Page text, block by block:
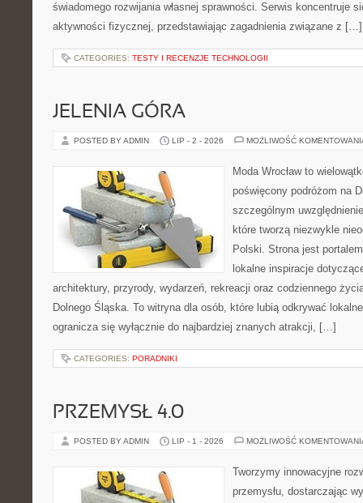
świadomego rozwijania własnej sprawności. Serwis koncentruje
aktywności fizycznej, przedstawiając zagadnienia związane z […]
CATEGORIES: TESTY I RECENZJE TECHNOLOGII
JELENIA GÓRA
POSTED BY ADMIN LIP - 2 - 2026 MOŻLIWOŚĆ
Moda Wrocław to
poświęcony podróżom na
szczególnym
które tworzą niezwykle
Polski. Strona jest
lokalne inspiracje
architektury, przyrody, wydarzeń, rekreacji oraz codziennego
Dolnego Śląska. To witryna dla osób, które lubią odkrywać
ogranicza się wyłącznie do najbardziej znanych atrakcji, […]
CATEGORIES: PORADNIKI
PRZEMYSŁ 4.0
POSTED BY ADMIN LIP - 1 - 2026 MOŻLIWOŚĆ
Tworzymy innowacyjne
przemysłu, dostarczając